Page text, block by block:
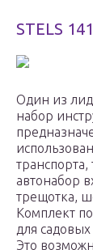
STELS
Один из
набор
автонабор
трещотка,
Комплект
для
Это